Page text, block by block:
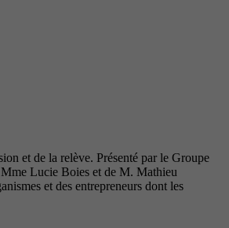
et de la relève. Présenté par le Groupe
Lucie Boies et de M. Mathieu
et des entrepreneurs dont les